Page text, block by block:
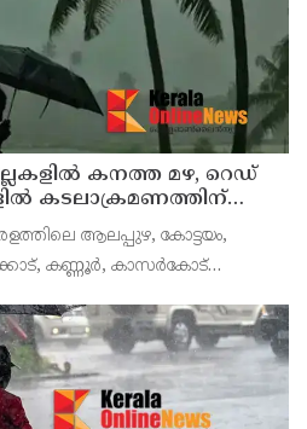
കനത്ത മഴ, റെഡ്
കടലാക്രമണത്തിന്
ആലപ്പുഴ, കോട്ടയം,
കണ്ണൂർ, കാസർകോട്
50 കി.മീ വ